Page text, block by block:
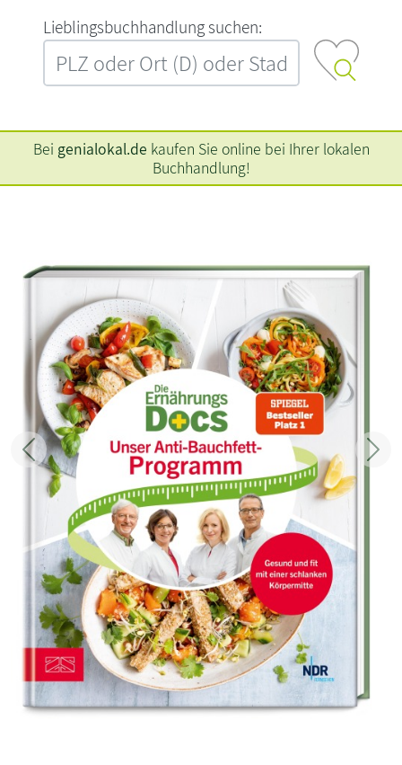
L‍i‍e‍b‍l‍i‍n‍g‍s‍b‍u‍c‍h‍h‍a‍n‍d‍l‍u‍n‍g‍ ‍s‍u‍c‍h‍e‍n‍:‍
Bei genialokal.de kaufen Sie online bei Ihrer lokalen
Buchhandlung!
Zurück